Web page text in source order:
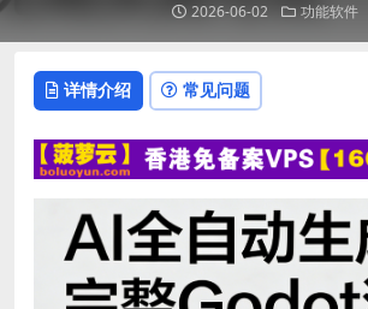
2026-06-02 功能软件
详情介绍 常见问题